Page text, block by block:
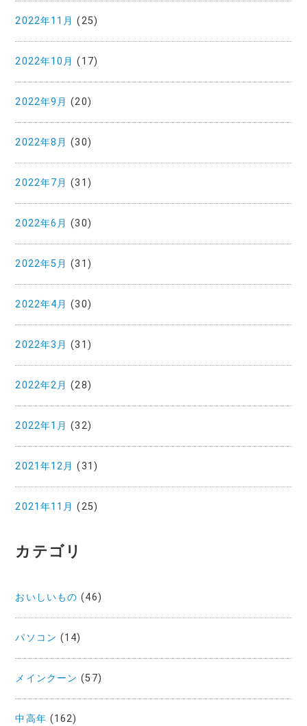
2022年11月 (25)
2022年10月 (17)
2022年9月 (20)
2022年8月 (30)
2022年7月 (31)
2022年6月 (30)
2022年5月 (31)
2022年4月 (30)
2022年3月 (31)
2022年2月 (28)
2022年1月 (32)
2021年12月 (31)
2021年11月 (25)
カテゴリ
おいしいもの (46)
パソコン (14)
メインクーン (57)
中高年 (162)